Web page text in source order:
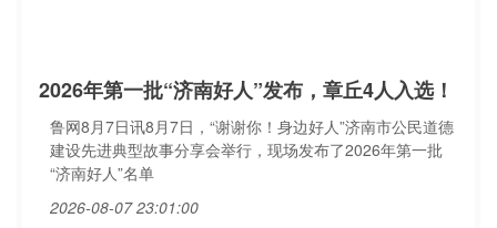
2026年第一批“济南好人”发布，章丘4人入选！
鲁网8月7日讯8月7日，“谢谢你！身边好人”济南市公民道德
建设先进典型故事分享会举行，现场发布了2026年第一批
“济南好人”名单
2026-08-07 23:01:00